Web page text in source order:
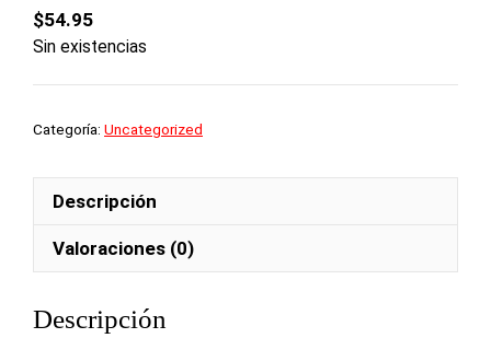
$54.95
Sin existencias
Categoría: Uncategorized
Descripción
Valoraciones (0)
Descripción